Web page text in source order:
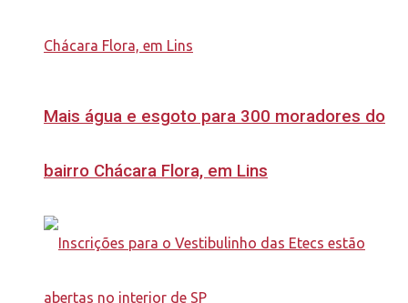
Mais água e esgoto para 300 moradores do
bairro Chácara Flora, em Lins